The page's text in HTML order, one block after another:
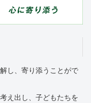
し、寄り添うことがで
え出し、子どもたちを